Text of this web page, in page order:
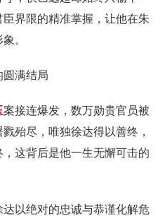
界限的精准掌握，让他在朱
。
圆满结局
案接连爆发，数万勋贵官员被
殆尽，唯独徐达得以善终，
这背后是他一生无懈可击的
以绝对的忠诚与恭谨化解危